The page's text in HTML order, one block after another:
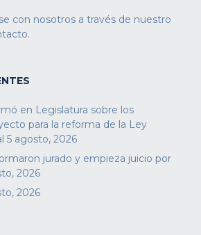
con nosotros a través de nuestro
.
en Legislatura sobre los
para la reforma de la Ley
5 agosto, 2026
jurado y empieza juicio por
2026
2026